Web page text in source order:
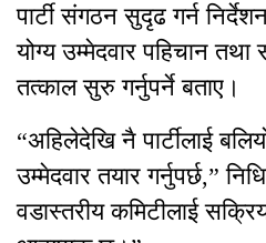
पार्टी संगठन सुदृढ गर्न
योग्य उम्मेदवार पहिचान
तत्काल सुरु गर्नुपर्ने बताए।
“अहिलेदेखि नै पार्टीलाई
उम्मेदवार तयार गर्नुपर्छ,”
वडास्तरीय कमिटीलाई